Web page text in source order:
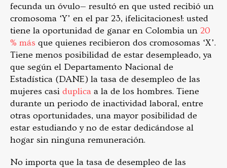
fecunda un óvulo— resultó en que usted recibió un
cromosoma ‘Y’ en el par 23, ¡felicitaciones!: usted
tiene la oportunidad de ganar en Colombia un 20
% más que quienes recibieron dos cromosomas ‘X’.
Tiene menos posibilidad de estar desempleado, ya
que según el Departamento Nacional de
Estadística (DANE) la tasa de desempleo de las
mujeres casi duplica a la de los hombres. Tiene
durante un periodo de inactividad laboral, entre
otras oportunidades, una mayor posibilidad de
estar estudiando y no de estar dedicándose al
hogar sin ninguna remuneración.
No importa que la tasa de desempleo de las